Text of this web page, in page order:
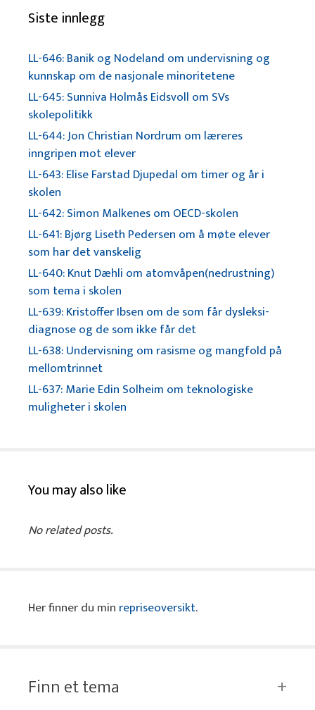
Siste innlegg
LL-646: Banik og Nodeland om undervisning og
kunnskap om de nasjonale minoritetene
LL-645: Sunniva Holmås Eidsvoll om SVs
skolepolitikk
LL-644: Jon Christian Nordrum om læreres
inngripen mot elever
LL-643: Elise Farstad Djupedal om timer og år i
skolen
LL-642: Simon Malkenes om OECD-skolen
LL-641: Bjørg Liseth Pedersen om å møte elever
som har det vanskelig
LL-640: Knut Dæhli om atomvåpen(nedrustning)
som tema i skolen
LL-639: Kristoffer Ibsen om de som får dysleksi-
diagnose og de som ikke får det
LL-638: Undervisning om rasisme og mangfold på
mellomtrinnet
LL-637: Marie Edin Solheim om teknologiske
muligheter i skolen
You may also like
No related posts.
Her finner du min repriseoversikt.
Finn et tema